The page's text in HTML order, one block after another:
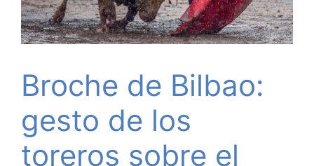
Broche de Bilbao:
gesto de los
toreros sobre el